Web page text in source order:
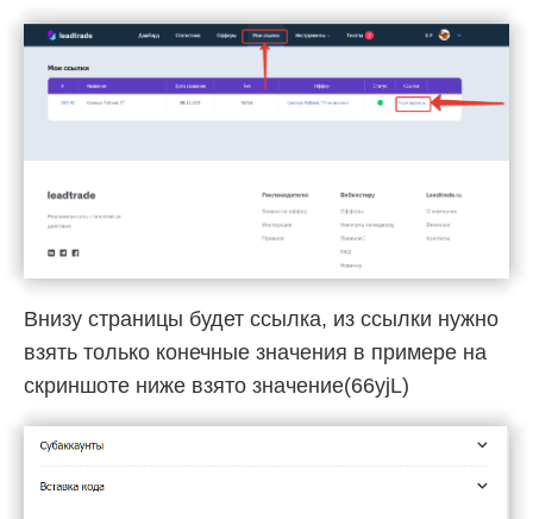
Внизу страницы будет ссылка, из ссылки нужно
взять только конечные значения в примере на
скриншоте ниже взято значение(66yjL)